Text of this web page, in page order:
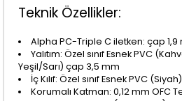
Teknik Özellikler:
Alpha PC-Triple C iletken: çap 1,9
Yalıtım: Özel sınıf Esnek PVC
Yeşil/Sarı) çap 3,5 mm
İç Kılıf: Özel sınıf Esnek PVC
Korumalı Katman: 0,12 mm OFC